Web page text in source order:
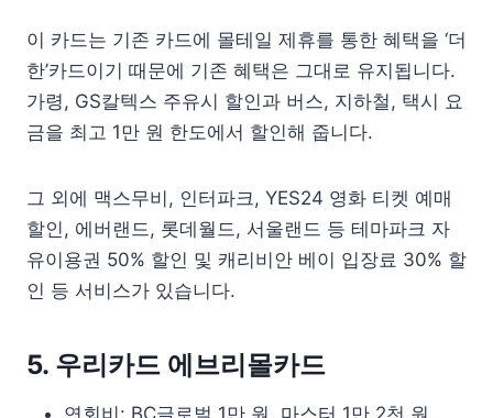
이 카드는 기존 카드에 몰테일 제휴를 통한 혜택을 ‘더
한’카드이기 때문에 기존 혜택은 그대로 유지됩니다.
가령, GS칼텍스 주유시 할인과 버스, 지하철, 택시 요
금을 최고 1만 원 한도에서 할인해 줍니다.
그 외에 맥스무비, 인터파크, YES24 영화 티켓 예매
할인, 에버랜드, 롯데월드, 서울랜드 등 테마파크 자
유이용권 50% 할인 및 캐리비안 베이 입장료 30% 할
인 등 서비스가 있습니다.
5. 우리카드 에브리몰카드
연회비: BC글로벌 1만 원, 마스터 1만 2천 원